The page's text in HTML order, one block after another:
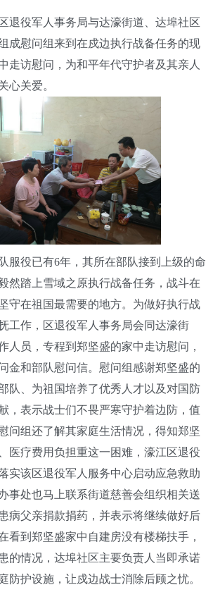
役军人事务局与达濠街道、达埠社区
成慰问组来到在戍边执行战备任务的现
走访慰问，为和平年代守护者及其亲人
心关爱。
役已有6年，其所在部队接到上级的命
然踏上雪域之原执行战备任务，战斗在
守在祖国最需要的地方。为做好执行战
工作，区退役军人事务局会同达濠街
人员，专程到郑坚盛的家中走访慰问，
金和部队慰问信。慰问组感谢郑坚盛的
队、为祖国培养了优秀人才以及对国防
，表示战士们不畏严寒守护着边防，值
问组还了解其家庭生活情况，得知郑坚
医疗费用负担重这一困难，濠江区退役
实该区退役军人服务中心启动应急救助
事处也马上联系街道慈善会组织相关送
病父亲捐款捐药，并表示将继续做好后
看到郑坚盛家中自建房没有楼梯扶手，
的情况，达埠社区主要负责人当即承诺
防护设施，让戍边战士消除后顾之忧。